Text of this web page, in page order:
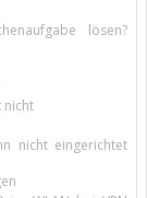
lösen?
nicht
nicht eingerichtet